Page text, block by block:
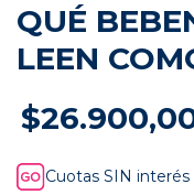
QUÉ
LEEN
Cuotas SIN interés